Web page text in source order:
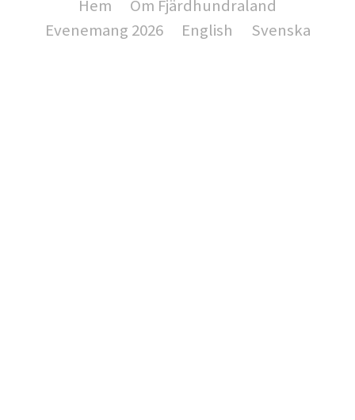
Hem
Om Fjärdhundraland
Evenemang 2026
English Svenska